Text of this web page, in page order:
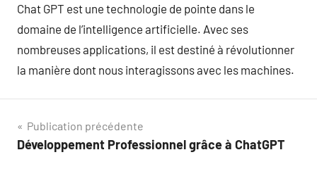
Chat GPT est une technologie de pointe dans le
domaine de l’intelligence artificielle. Avec ses
nombreuses applications, il est destiné à révolutionner
la manière dont nous interagissons avec les machines.
Navigation
de
Publication précédente
Développement Professionnel grâce à ChatGPT